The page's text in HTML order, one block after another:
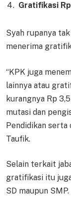
Gratifikasi
Syah rupanya
menerima
“KPK juga
lainnya atau
kurangnya Rp
mutasi dan
Pendidikan serta
Taufik.
Selain terkait
gratifikasi itu
SD maupun